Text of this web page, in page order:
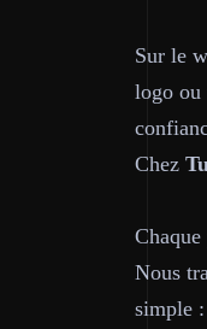
Sur le
logo ou
Chez
Nous
simple